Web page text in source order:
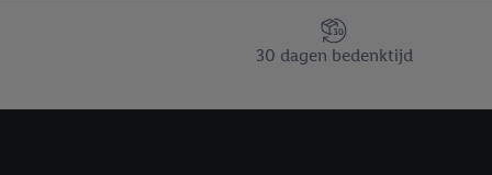
30 dagen bedenktijd